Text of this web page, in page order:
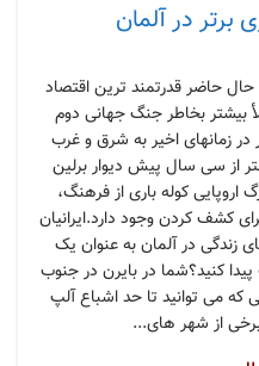
حال حاضر قدرتمند ترین اقتصاد
بیشتر بخاطر جنگ جهانی دوم
زمانهای اخیر به شرق و غرب
از سی سال پیش دیوار برلین
کوله باری از فرهنگ،
کشف کردن وجود دارد.ایرانیان
زندگی در آلمان به عنوان یک
کنید؟شما در بایرن در جنوب
که می توانید تا حد اشباع آلپ
برخی از شهر های...